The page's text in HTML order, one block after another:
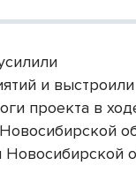
и выстроили
проекта в